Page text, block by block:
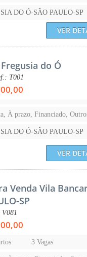
DO Ó-SÃO PAULO-SP
VER
do Ó
T001
À prazo, Financiado,
DO Ó-SÃO PAULO-SP
VER
Venda Vila
SP
3 Vagas